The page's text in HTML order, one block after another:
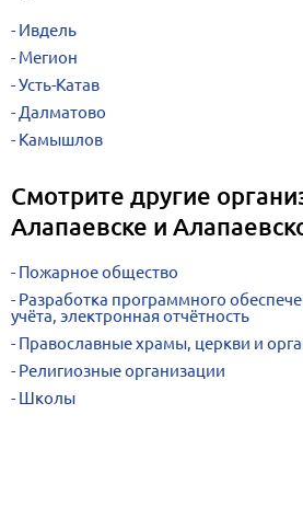
Ивдель
Мегион
Усть-Катав
Далматово
Камышлов
Смотрите другие
Алапаевске и
Пожарное общество
Разработка программного
учёта, электронная отчётность
Православные храмы, церкви и
Религиозные организации
Школы